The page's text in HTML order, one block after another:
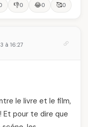
👎0 😂0 🥰0
à 16:27
le livre et le film,
Et pour te dire que